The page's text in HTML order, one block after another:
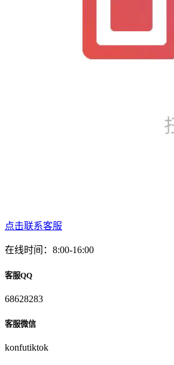
点击联系客服
在线时间：8:00-16:00
客服QQ
68628283
客服微信
konfutiktok